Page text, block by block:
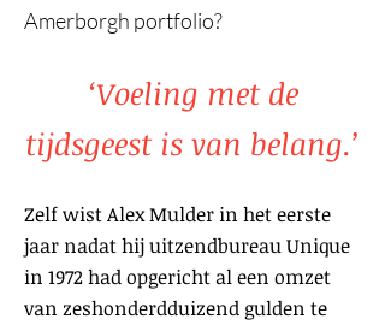
Amerborgh portfolio?
‘Voeling met de
tijdsgeest is van belang.’
Zelf wist Alex Mulder in het eerste
jaar nadat hij uitzendbureau Unique
in 1972 had opgericht al een omzet
van zeshonderdduizend gulden te